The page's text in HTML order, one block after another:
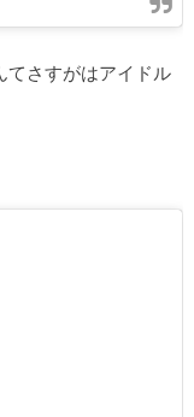
てさすがはアイドル